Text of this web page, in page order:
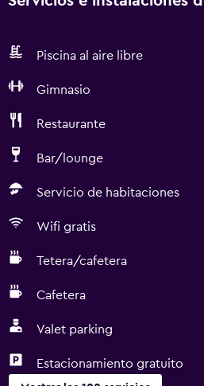
Piscina al aire libre
Gimnasio
Restaurante
Bar/lounge
Servicio de habitaciones
Wifi gratis
Tetera/cafetera
Cafetera
Valet parking
Estacionamiento gratuito